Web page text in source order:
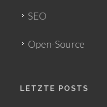
SEO
Open-Source
LETZTE POSTS